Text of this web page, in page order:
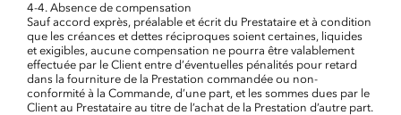
4-4. Absence de compensation
Sauf accord exprès, préalable et écrit du Prestataire et à condition
que les créances et dettes réciproques soient certaines, liquides
et exigibles, aucune compensation ne pourra être valablement
effectuée par le Client entre d’éventuelles pénalités pour retard
dans la fourniture de la Prestation commandée ou non-
conformité à la Commande, d’une part, et les sommes dues par le
Client au Prestataire au titre de l’achat de la Prestation d’autre part.